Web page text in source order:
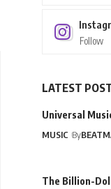
Follow
LATEST
Universal
MUSIC By
The Billion-